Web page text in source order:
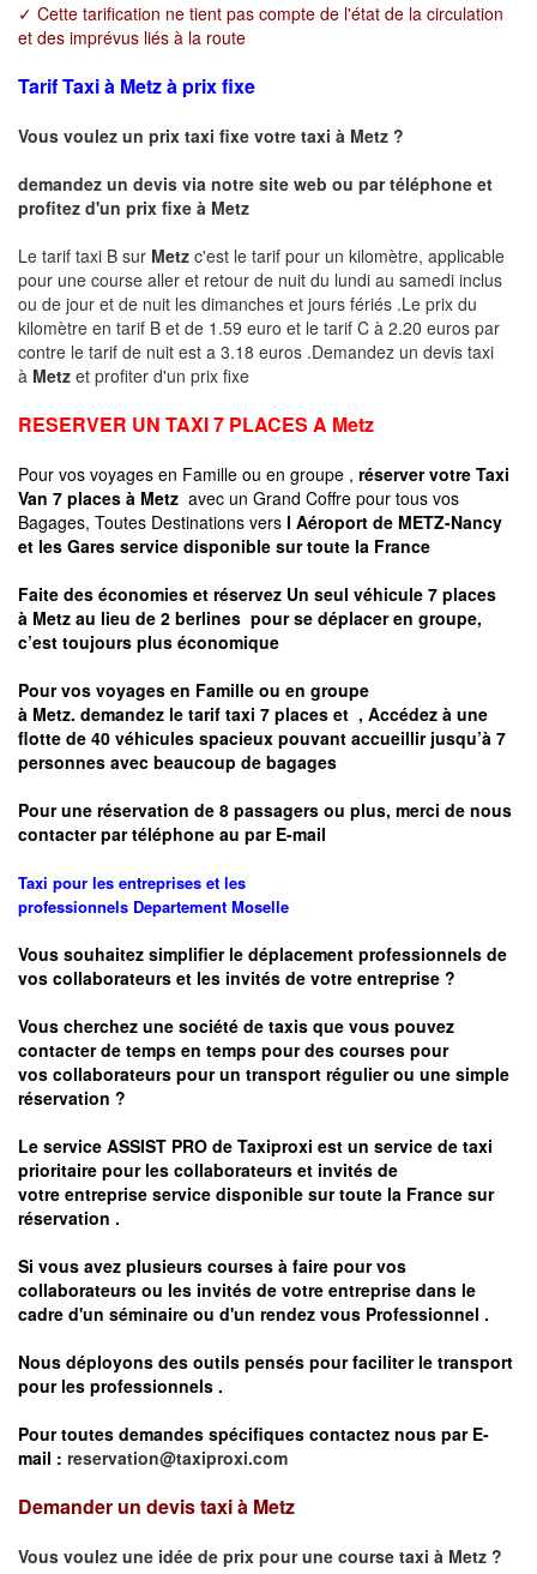
✓ Cette tarification ne tient pas compte de l'état de la circulation
et des imprévus liés à la route
Tarif Taxi à Metz à prix fixe
Vous voulez un prix taxi fixe votre taxi à Metz ?
demandez un devis via notre site web ou par téléphone et
profitez d'un prix fixe à Metz
Le tarif taxi B sur Metz c'est le tarif pour un kilomètre, applicable
pour une course aller et retour de nuit du lundi au samedi inclus
ou de jour et de nuit les dimanches et jours fériés .Le prix du
kilomètre en tarif B et de 1.59 euro et le tarif C à 2.20 euros par
contre le tarif de nuit est a 3.18 euros .Demandez un devis taxi
à Metz et profiter d'un prix fixe
RESERVER UN TAXI 7 PLACES A Metz
Pour vos voyages en Famille ou en groupe , réserver votre Taxi
Van 7 places à Metz avec un Grand Coffre pour tous vos
Bagages, Toutes Destinations vers l Aéroport de METZ-Nancy
et les Gares service disponible sur toute la France
Faite des économies et réservez Un seul véhicule 7 places
à Metz au lieu de 2 berlines pour se déplacer en groupe,
c’est toujours plus économique
Pour vos voyages en Famille ou en groupe
à Metz. demandez le tarif taxi 7 places et , Accédez à une
flotte de 40 véhicules spacieux pouvant accueillir jusqu’à 7
personnes avec beaucoup de bagages
Pour une réservation de 8 passagers ou plus, merci de nous
contacter par téléphone au par E-mail
Taxi pour les entreprises et les
professionnels Departement Moselle
Vous souhaitez simplifier le déplacement professionnels de
vos collaborateurs et les invités de votre entreprise ?
Vous cherchez une société de taxis que vous pouvez
contacter de temps en temps pour des courses pour
vos collaborateurs pour un transport régulierou une simple
réservation ?
Le service ASSIST PRO de Taxiproxi est un service de taxi
prioritaire pour les collaborateurs et invités de
votre entreprise service disponible sur toute la France sur
réservation .
Si vous avez plusieurs courses à faire pour vos
collaborateurs ou les invités de votre entreprise dans le
cadre d'un séminaire ou d'un rendez vous Professionnel .
Nous déployons des outils pensés pour faciliter le transport
pour les professionnels .
Pour toutes demandes spécifiques contactez nous par E-
mail : reservation@taxiproxi.com
Demander un devis taxi à Metz
Vous voulez une idée de prix pour une course taxi à Metz ?